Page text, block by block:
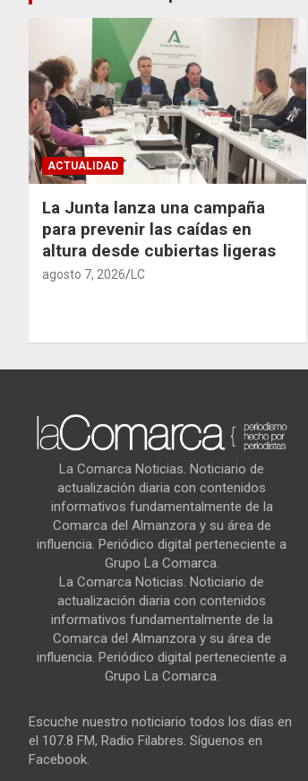
ACTUALIDAD
La Junta lanza una campaña
para prevenir las caídas en
altura desde cubiertas ligeras
agosto 7, 2026 LC
La Comarca Noticias. Noticiario de
actualización diaria con contenidos
informativos fundamentalmente de la
Comarca del Almanzora y su área de
influencia. Periódico digital perteneciente a
Grupo La Comarca.
La Comarca Noticias. Noticiario de
actualización diaria con contenidos
informativos fundamentalmente de la
Comarca del Almanzora y su área de
influencia. Periódico digital perteneciente a
Grupo La Comarca.
Escuche nuestro noticiario todos los días en
el 107.8 FM, Radio Filabres. Síguenos en
Facebook.